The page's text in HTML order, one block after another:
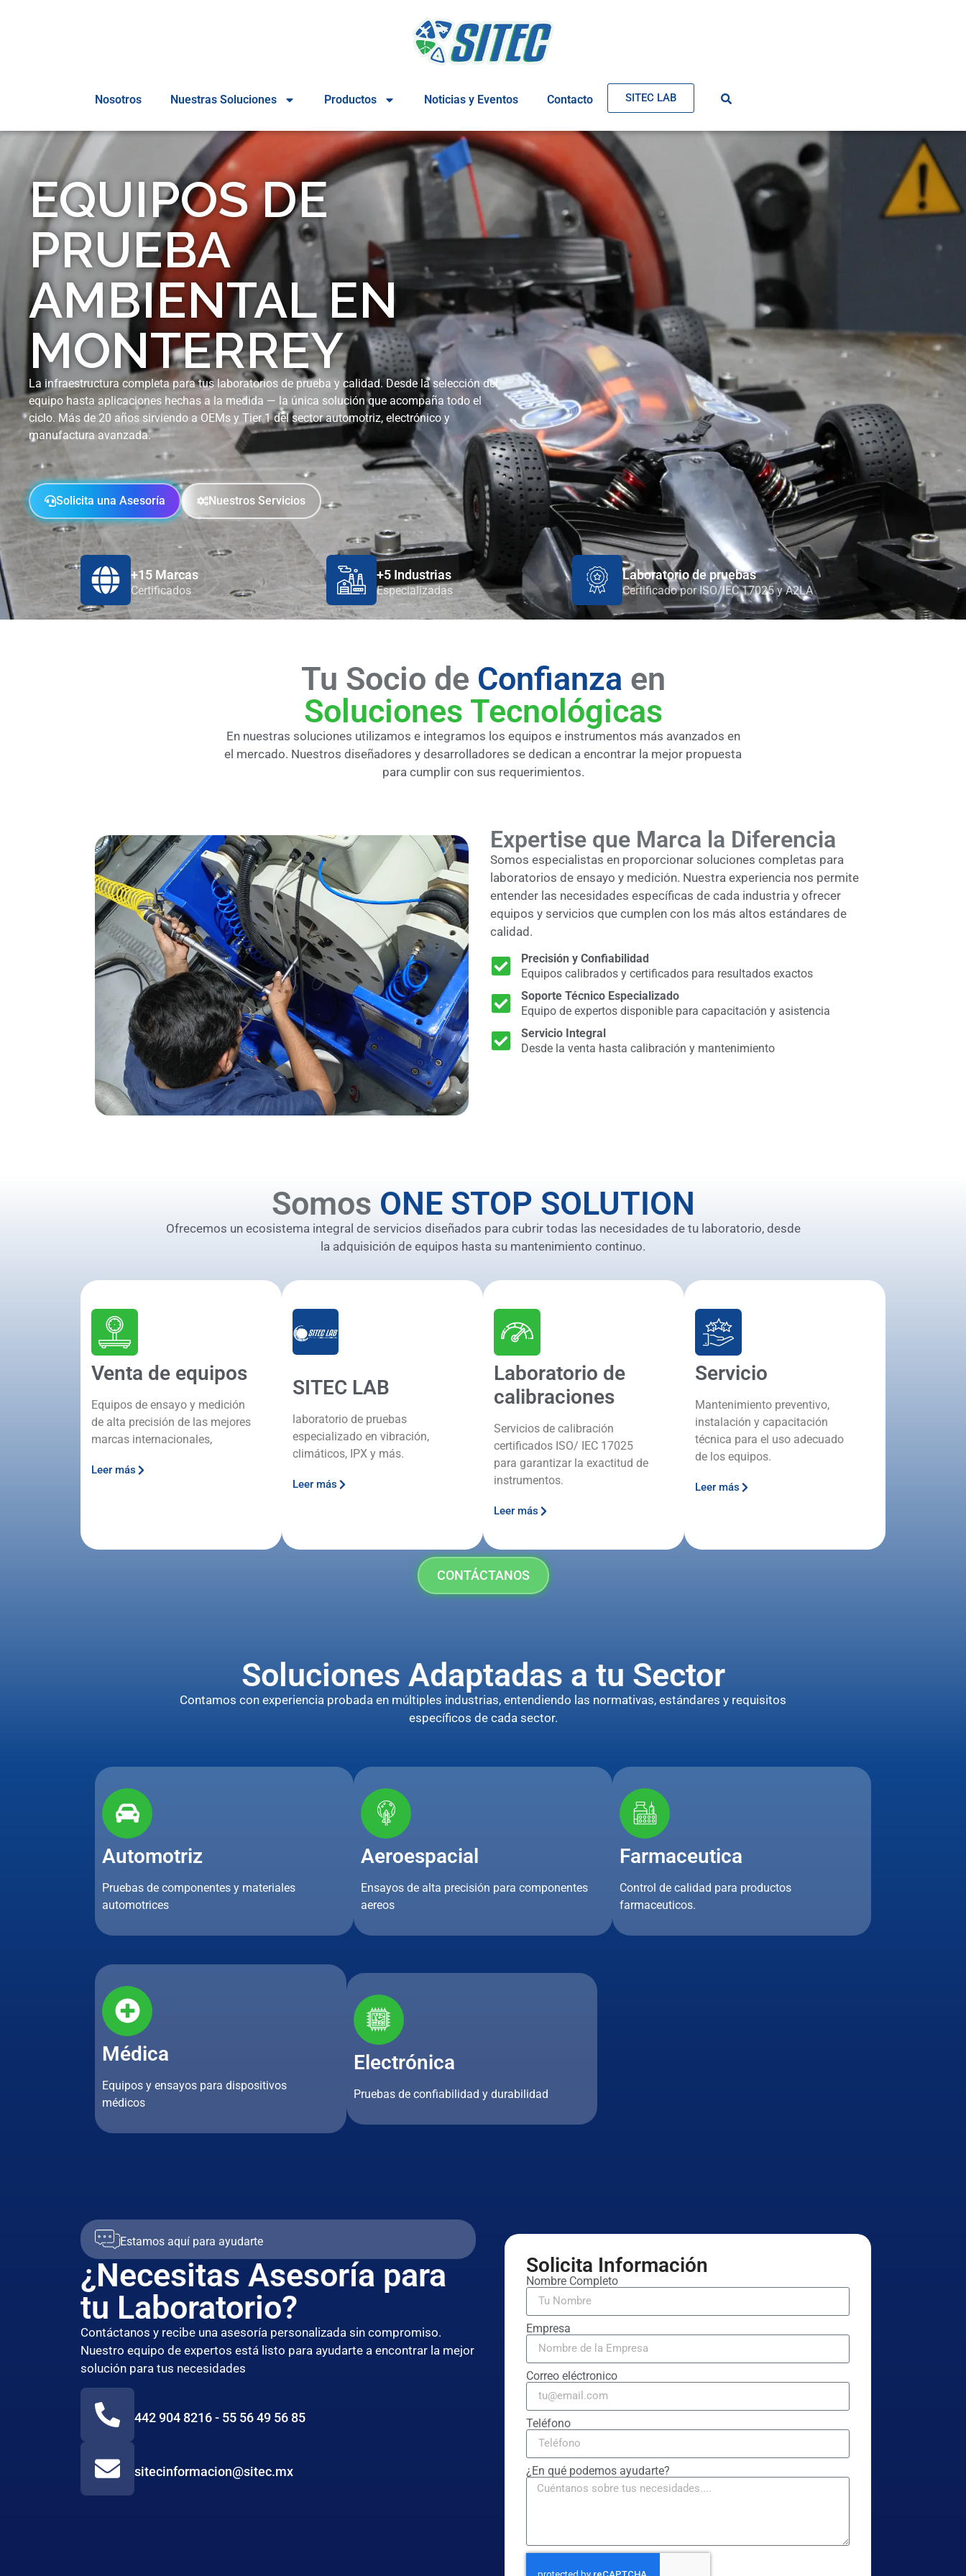
Nosotros Nuestras Soluciones Productos Noticias y Eventos Contacto SITEC LAB
EQUIPOS DE
PRUEBA
AMBIENTAL EN
MONTERREY
La infraestructura completa para tus laboratorios de prueba y calidad. Desde la selección del
equipo hasta aplicaciones hechas a la medida — la única solución que acompaña todo el
ciclo. Más de 20 años sirviendo a OEMs y Tier 1 del sector automotriz, electrónico y
manufactura avanzada.
Solicita una Asesoría Nuestros Servicios
+15 Marcas
Certificados
+5 Industrias
Especializadas
Laboratorio de pruebas
Certificado por ISO/IEC 17025 y A2LA
Tu Socio de Confianza en
Soluciones Tecnológicas
En nuestras soluciones utilizamos e integramos los equipos e instrumentos más avanzados en
el mercado. Nuestros diseñadores y desarrolladores se dedican a encontrar la mejor propuesta
para cumplir con sus requerimientos.
Expertise que Marca la Diferencia
Somos especialistas en proporcionar soluciones completas para
laboratorios de ensayo y medición. Nuestra experiencia nos permite
entender las necesidades específicas de cada industria y ofrecer
equipos y servicios que cumplen con los más altos estándares de
calidad.
Precisión y Confiabilidad
Equipos calibrados y certificados para resultados exactos
Soporte Técnico Especializado
Equipo de expertos disponible para capacitación y asistencia
Servicio Integral
Desde la venta hasta calibración y mantenimiento
Somos ONE STOP SOLUTION
Ofrecemos un ecosistema integral de servicios diseñados para cubrir todas las necesidades de tu laboratorio, desde
la adquisición de equipos hasta su mantenimiento continuo.
Venta de equipos
Equipos de ensayo y medición
de alta precisión de las mejores
marcas internacionales,
Leer más
SITEC LAB
laboratorio de pruebas
especializado en vibración,
climáticos, IPX y más.
Leer más
Laboratorio de
calibraciones
Servicios de calibración
certificados ISO/ IEC 17025
para garantizar la exactitud de
instrumentos.
Leer más
Servicio
Mantenimiento preventivo,
instalación y capacitación
técnica para el uso adecuado
de los equipos.
Leer más
CONTÁCTANOS
Soluciones Adaptadas a tu Sector
Contamos con experiencia probada en múltiples industrias, entendiendo las normativas, estándares y requisitos
específicos de cada sector.
Automotriz
Pruebas de componentes y materiales
automotrices
Aeroespacial
Ensayos de alta precisión para componentes
aereos
Farmaceutica
Control de calidad para productos
farmaceuticos.
Médica
Equipos y ensayos para dispositivos
médicos
Electrónica
Pruebas de confiabilidad y durabilidad
Estamos aquí para ayudarte
¿Necesitas Asesoría para
tu Laboratorio?
Contáctanos y recibe una asesoría personalizada sin compromiso.
Nuestro equipo de expertos está listo para ayudarte a encontrar la mejor
solución para tus necesidades
442 904 8216 - 55 56 49 56 85
sitecinformacion@sitec.mx
Solicita Información
Nombre Completo
Empresa
Correo eléctronico
Teléfono
¿En qué podemos ayudarte?